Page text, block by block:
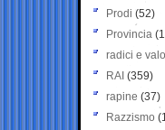
Prodi (52)
Provincia
radici e
RAI (359)
rapine (37)
Razzismo